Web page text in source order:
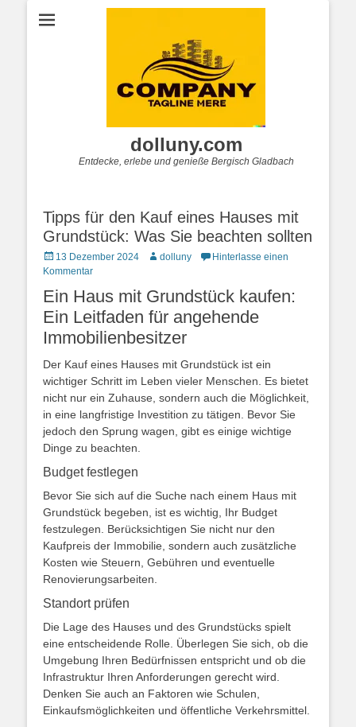
dolluny.com
Entdecke, erlebe und genieße Bergisch Gladbach
Tipps für den Kauf eines Hauses mit
Grundstück: Was Sie beachten sollten
Posted
on
13 Dezember 2024 Autordolluny
Hinterlasse einen
Kommentar
Ein Haus mit Grundstück kaufen:
Ein Leitfaden für angehende
Immobilienbesitzer
Der Kauf eines Hauses mit Grundstück ist ein
wichtiger Schritt im Leben vieler Menschen. Es bietet
nicht nur ein Zuhause, sondern auch die Möglichkeit,
in eine langfristige Investition zu tätigen. Bevor Sie
jedoch den Sprung wagen, gibt es einige wichtige
Dinge zu beachten.
Budget festlegen
Bevor Sie sich auf die Suche nach einem Haus mit
Grundstück begeben, ist es wichtig, Ihr Budget
festzulegen. Berücksichtigen Sie nicht nur den
Kaufpreis der Immobilie, sondern auch zusätzliche
Kosten wie Steuern, Gebühren und eventuelle
Renovierungsarbeiten.
Standort prüfen
Die Lage des Hauses und des Grundstücks spielt
eine entscheidende Rolle. Überlegen Sie sich, ob die
Umgebung Ihren Bedürfnissen entspricht und ob die
Infrastruktur Ihren Anforderungen gerecht wird.
Denken Sie auch an Faktoren wie Schulen,
Einkaufsmöglichkeiten und öffentliche Verkehrsmittel.